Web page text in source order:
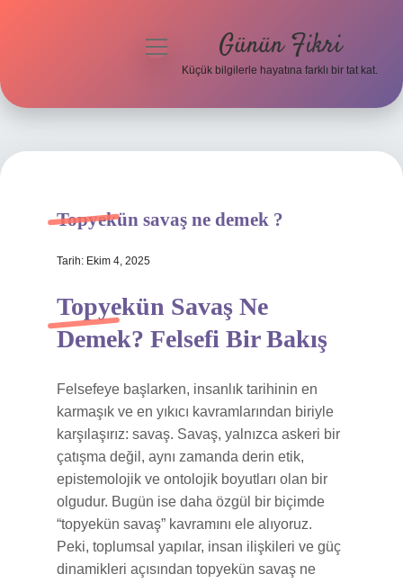
Hakkımızda
menüyü
Günün Fikri
Küçük bilgilerle hayatına farklı bir tat kat.
Topyekün savaş ne demek ?
Tarih: Ekim 4, 2025
Topyekün Savaş Ne
Demek? Felsefi Bir Bakış
Felsefeye başlarken, insanlık tarihinin en
karmaşık ve en yıkıcı kavramlarından biriyle
karşılaşırız: savaş. Savaş, yalnızca askeri bir
çatışma değil, aynı zamanda derin etik,
epistemolojik ve ontolojik boyutları olan bir
olgudur. Bugün ise daha özgül bir biçimde
“topyekün savaş” kavramını ele alıyoruz.
Peki, toplumsal yapılar, insan ilişkileri ve güç
dinamikleri açısından topyekün savaş ne